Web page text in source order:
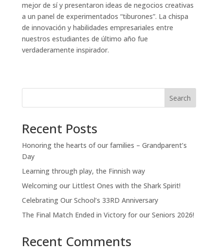
mejor de sí y presentaron ideas de negocios creativas
a un panel de experimentados “tiburones”. La chispa
de innovación y habilidades empresariales entre
nuestros estudiantes de último año fue
verdaderamente inspirador.
Search
Recent Posts
Honoring the hearts of our families – Grandparent’s
Day
Learning through play, the Finnish way
Welcoming our Littlest Ones with the Shark Spirit!
Celebrating Our School’s 33RD Anniversary
The Final Match Ended in Victory for our Seniors 2026!
Recent Comments